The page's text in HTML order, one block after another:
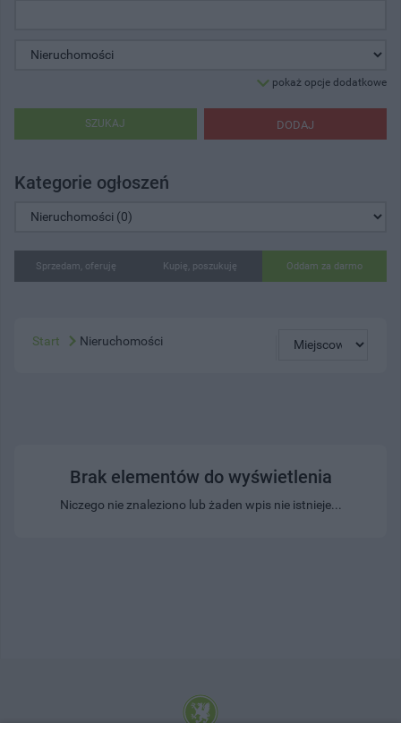
pokaż opcje dodatkowe
DODAJ
SZUKAJ
Kategorie ogłoszeń
Sprzedam, oferuję Kupię, poszukuję Oddam za darmo
Start Nieruchomości
Brak elementów do wyświetlenia
Niczego nie znaleziono lub żaden wpis nie istnieje...